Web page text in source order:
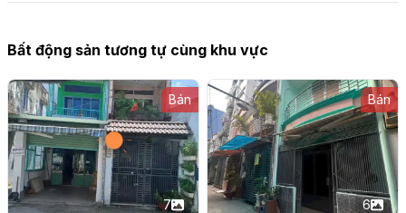
Bất động sản tương tự cùng khu vực
Bán
7
Bán
6